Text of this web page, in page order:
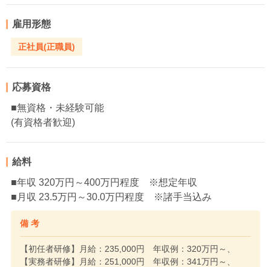
雇用形態
正社員(正職員)
応募資格
■無資格・未経験可能
(有資格者歓迎)
給料
■年収 320万円～400万円程度 ※想定年収
■月収 23.5万円～30.0万円程度 ※諸手当込み
備 考
【初任者研修】月給：235,000円 年収例：320万円～、
【実務者研修】月給：251,000円 年収例：341万円～、